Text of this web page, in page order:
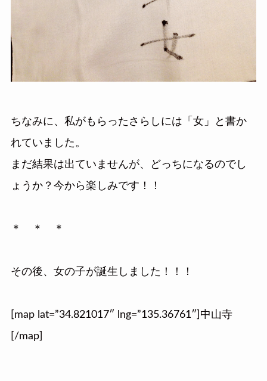
ちなみに、私がもらったさらしには「女」と書か
れていました。
まだ結果は出ていませんが、どっちになるのでし
ょうか？今から楽しみです！！
＊ ＊ ＊
その後、女の子が誕生しました！！！
[map lat=”34.821017″ lng=”135.36761″]中山寺
[/map]